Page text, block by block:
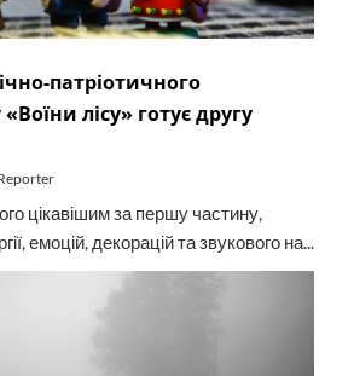
патріотичного
лісу» готує другу
цікавішим за першу частину,
емоцій, декорацій та звукового на...